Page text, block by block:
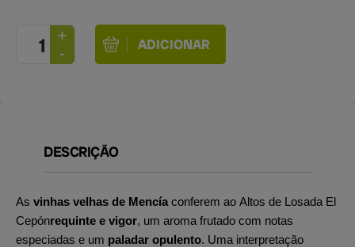
DESCRIÇÃO
As vinhas velhas de Mencía conferem ao Altos de Losada El
Cepónrequinte e vigor, um aroma frutado com notas
especiadas e um paladar opulento. Uma interpretação